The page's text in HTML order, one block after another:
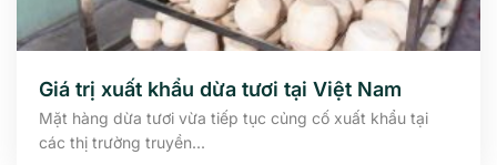
Giá trị xuất khẩu dừa tươi tại Việt Nam
Mặt hàng dừa tươi vừa tiếp tục củng cố xuất khẩu tại
các thị trường truyền...